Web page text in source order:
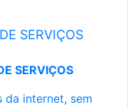
SERVIÇOS
SERVIÇOS
da internet, sem